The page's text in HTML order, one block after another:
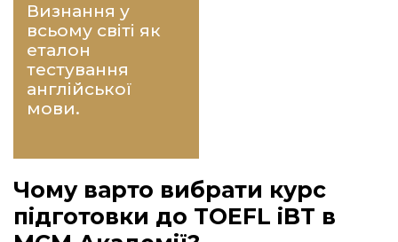
Визнання у
всьому світі як
еталон
тестування
англійської
мови.
Чому варто вибрати курс
підготовки до TOEFL iBT в